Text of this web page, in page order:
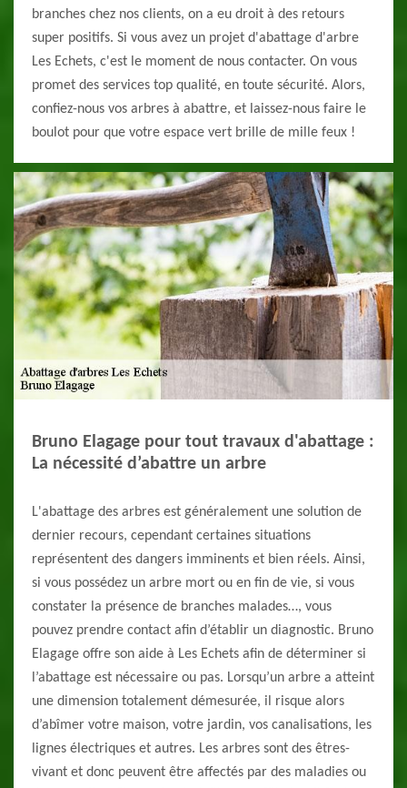
branches chez nos clients, on a eu droit à des retours
super positifs. Si vous avez un projet d'abattage d'arbre
Les Echets, c'est le moment de nous contacter. On vous
promet des services top qualité, en toute sécurité. Alors,
confiez-nous vos arbres à abattre, et laissez-nous faire le
boulot pour que votre espace vert brille de mille feux !
Bruno Elagage pour tout travaux d'abattage :
La nécessité d’abattre un arbre
L'abattage des arbres est généralement une solution de
dernier recours, cependant certaines situations
représentent des dangers imminents et bien réels. Ainsi,
si vous possédez un arbre mort ou en fin de vie, si vous
constater la présence de branches malades…, vous
pouvez prendre contact afin d’établir un diagnostic. Bruno
Elagage offre son aide à Les Echets afin de déterminer si
l’abattage est nécessaire ou pas. Lorsqu’un arbre a atteint
une dimension totalement démesurée, il risque alors
d’abîmer votre maison, votre jardin, vos canalisations, les
lignes électriques et autres. Les arbres sont des êtres-
vivant et donc peuvent être affectés par des maladies ou